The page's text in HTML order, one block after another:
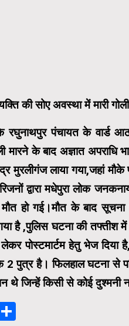
की सोए अवस्था में मारी
पंचायत के वार्ड
मारने के बाद अज्ञात
मुरलीगंज लाया गया,जहां
द्वारा मधेपुरा लोक
मौत हो गई।मौत के बाद
गया है ,पुलिस घटना की
पोस्टमार्टम हेतु भेज दिया है,
2 पुत्र है। फिलहाल घटना से
थे जिन्हें किसी से कोई दुश्मनी